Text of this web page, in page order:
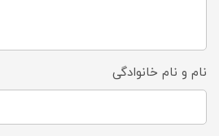
نام و نام خانوادگی